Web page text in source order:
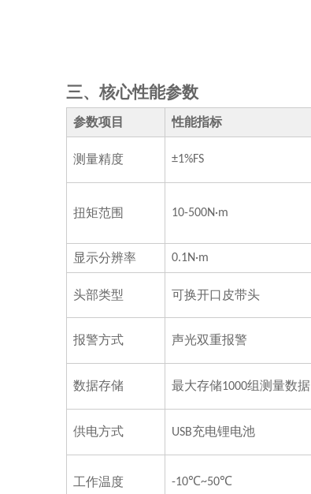
三、核心性能参数
参数项目 性能指标
测量精度 ±1%FS
扭矩范围 10-500N·m
显示分辨率 0.1N·m
头部类型 可换开口皮带头
报警方式 声光双重报警
数据存储 最大存储1000组测量数据
供电方式 USB充电锂电池
工作温度 -10℃~50℃